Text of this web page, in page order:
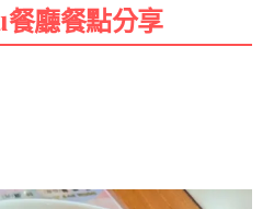
餐廳餐點分享